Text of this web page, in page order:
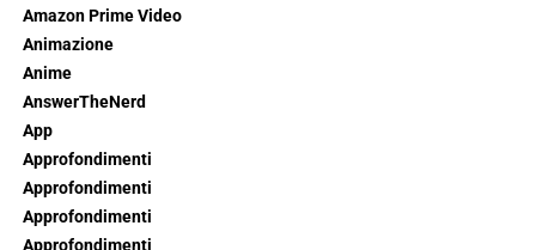
Amazon Prime Video
Animazione
Anime
AnswerTheNerd
App
Approfondimenti
Approfondimenti
Approfondimenti
Approfondimenti